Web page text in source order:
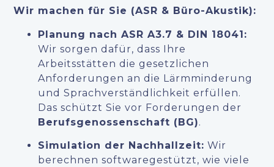
Wir machen für Sie (ASR & Büro-Akustik):
Planung nach ASR A3.7 & DIN 18041:
Wir sorgen dafür, dass Ihre
Arbeitsstätten die gesetzlichen
Anforderungen an die Lärmminderung
und Sprachverständlichkeit erfüllen.
Das schützt Sie vor Forderungen der
Berufsgenossenschaft (BG).
Simulation der Nachhallzeit: Wir
berechnen softwaregestützt, wie viele